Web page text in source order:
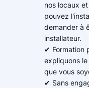
nos locaux
pouvez
demander à
installateur.
✔ Formation
expliquons
que vous
✔ Sans